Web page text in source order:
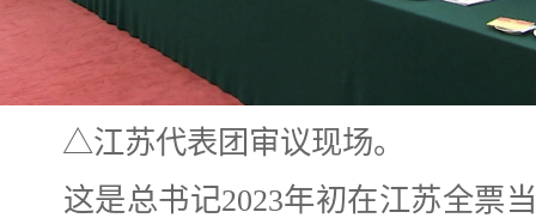
△江苏代表团审议现场。
这是总书记2023年初在江苏全票